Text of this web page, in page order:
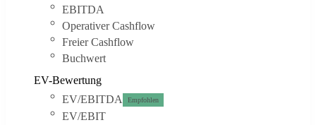
EBITDA
Operativer Cashflow
Freier Cashflow
Buchwert
EV-Bewertung
EV/EBITDA
Empfohlen
EV/EBIT